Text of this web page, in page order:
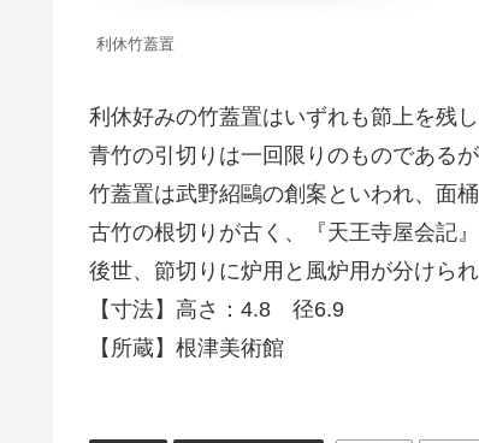
利休竹蓋置
利休好みの竹蓋置はいずれも節上を残
青竹の引切りは一回限りのものである
竹蓋置は武野紹鷗の創案といわれ、面
古竹の根切りが古く、『天王寺屋会記
後世、節切りに炉用と風炉用が分けら
【寸法】高さ：4.8 径6.9
【所蔵】根津美術館